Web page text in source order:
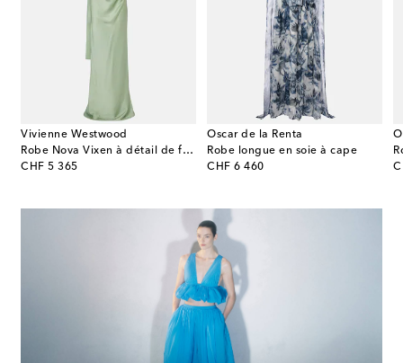
Vivienne Westwood
Robe Nova Vixen à détail de foulard
CHF 5 365
original price
Oscar de la Renta
Robe longue en soie à cape
CHF 6 460
original price